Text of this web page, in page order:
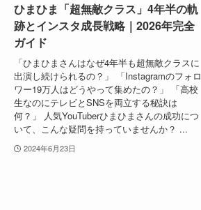
ひまひま「超無敵クラス」4年半の軌
跡とインスタ成長戦略｜2026年完全
ガイド
「ひまひまさんはなぜ4年半も超無敵クラスに
出演し続けられるの？」 「Instagramのフォロ
ワー19万人はどうやって集めたの？」 「高校
生なのにテレビとSNSを両立する秘訣は
何？」 人気YouTuberひまひまさんの成功につ
いて、こんな疑問を持っていませんか？ ...
2024年6月23日